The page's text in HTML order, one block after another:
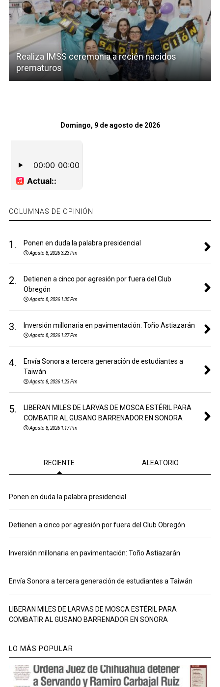
Realiza IMSS ceremonia a recién nacidos
prematuros
Domingo, 9 de agosto de 2026
COLUMNAS DE OPINIÓN
1. Ponen en duda la palabra presidencial
Agosto 8, 2026 3:23 Pm
2.
Detienen a cinco por agresión por fuera del Club
Obregón
Agosto 8, 2026 1:35 Pm
3. Inversión millonaria en pavimentación: Toño Astiazarán
Agosto 8, 2026 1:27 Pm
4.
Envía Sonora a tercera generación de estudiantes a
Taiwán
Agosto 8, 2026 1:23 Pm
5.
LIBERAN MILES DE LARVAS DE MOSCA ESTÉRIL PARA
COMBATIR AL GUSANO BARRENADOR EN SONORA
Agosto 8, 2026 1:17 Pm
RECIENTE ALEATORIO
Ponen en duda la palabra presidencial
Detienen a cinco por agresión por fuera del Club Obregón
Inversión millonaria en pavimentación: Toño Astiazarán
Envía Sonora a tercera generación de estudiantes a Taiwán
LIBERAN MILES DE LARVAS DE MOSCA ESTÉRIL PARA
COMBATIR AL GUSANO BARRENADOR EN SONORA
LO MÁS POPULAR